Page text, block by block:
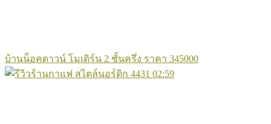
บ้านน็อคดาวน์ โมเดิร์น 2 ชั้นครึ่ง ราคา 345000
4431 02:59